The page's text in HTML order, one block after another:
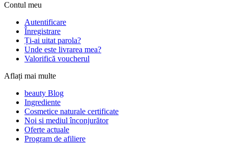
Contul meu
Autentificare
Înregistrare
Ți-ai uitat parola?
Unde este livrarea mea?
Valorifică voucherul
Aflați mai multe
beauty Blog
Ingrediente
Cosmetice naturale certificate
Noi si mediul înconjurător
Oferte actuale
Program de afiliere